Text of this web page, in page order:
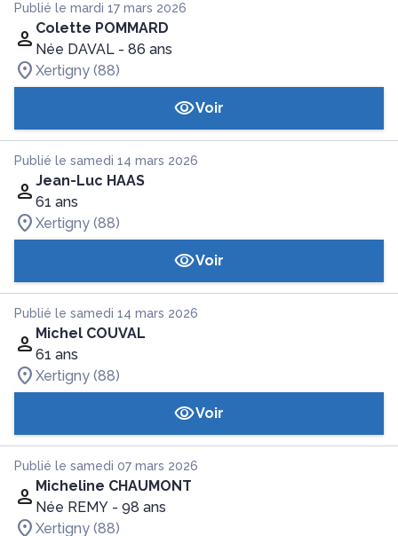
Publié le mardi 17 mars 2026
Colette POMMARD
Née DAVAL - 86 ans
Xertigny (88)
Voir
Publié le samedi 14 mars 2026
Jean-Luc HAAS
61 ans
Xertigny (88)
Voir
Publié le samedi 14 mars 2026
Michel COUVAL
61 ans
Xertigny (88)
Voir
Publié le samedi 07 mars 2026
Micheline CHAUMONT
Née REMY - 98 ans
Xertigny (88)